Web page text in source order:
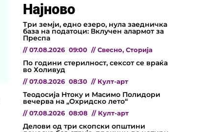
Најново
Три земји, едно езеро, нула заедничка
база на податоци: Вклучен алармот за
Преспа
// 07.08.2026 09:00 // Свесно, Сторија
По години стерилност, сексот се враќа
во Холивуд
// 07.08.2026 08:30 // Култ-арт
Теодосија Нтоку и Масимо Полидори
вечерва на „Охридско лето“
// 07.08.2026 08:08 // Култ-арт
Делови од три скопски општини